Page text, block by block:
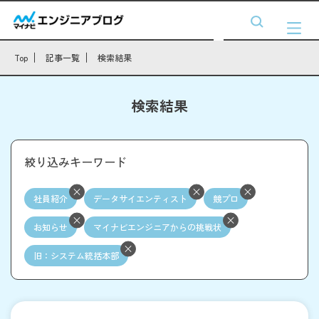
Top 記事一覧 検索結果
検索結果
絞り込みキーワード
社員紹介 データサイエンティスト 競プロ
お知らせ マイナビエンジニアからの挑戦状
旧：システム統括本部